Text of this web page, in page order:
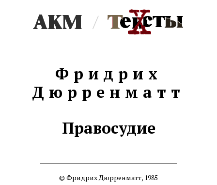
/
Фридрих
Дюрренматт
Правосудие
© Фридрих Дюрренматт, 1985